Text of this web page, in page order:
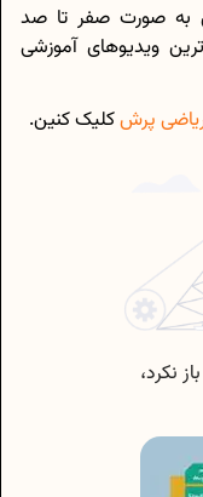
به صورت صفر تا صد
ویدیوهای آموزشی
پرشکلیک کنین.